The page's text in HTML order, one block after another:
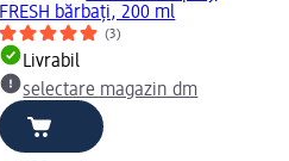
FRESH bărbați, 200 ml
(3)
Livrabil
selectare magazin dm